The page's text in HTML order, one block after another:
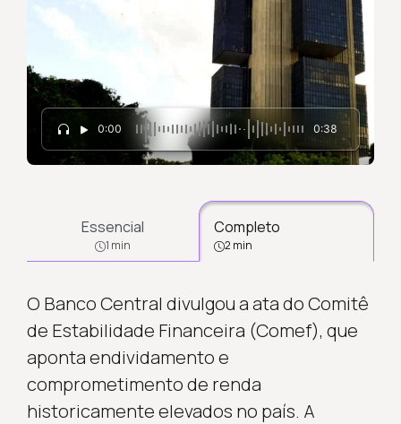
0:00 0:38
Essencial
1 min
Completo
2 min
O Banco Central divulgou a ata do Comitê
de Estabilidade Financeira (Comef), que
aponta endividamento e
comprometimento de renda
historicamente elevados no país. A